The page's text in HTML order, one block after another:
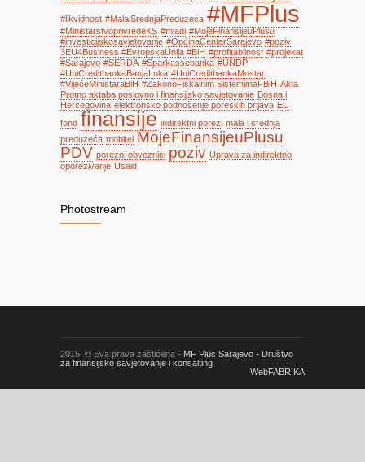
#likvidnost #MalaiSrednjaPreduzeća #MFPlus
#MinistarstvoprivredeKS #mladi #MojeFinansijeuPlusu
#investicijskosavjetovanje #OpćinaCentarSarajevo #poziv
3EU4Business #EvropskaUnija #BiH #profitabilnost #projekat
#Sarajevo #SERDA #Sparkassebanka #UNDP
#UniCreditbankaBanjaLuka #UniCreditbankaMostar
#VijećeMinistaraBiH #ZakonoFiskalnim SistemimaFBiH Akta
Promo aktaba poslovno i finansijsko savjetovanje Bosna i
Hercegovina elektronsko podnošenje poreskih prijava EU
fond finansije indirektni porezi mala i srednja
preduzeća mobitel MojeFinansijeuPlusu
PDV porezni obveznici poziv Uprava za indirektno
oporezivanje Usaid
Photostream
2015. © Sva prava zaštićena - MF Plus Sarajevo - Društvo
za finansijsko savjetovanje i konsalting
WebFABRIKA